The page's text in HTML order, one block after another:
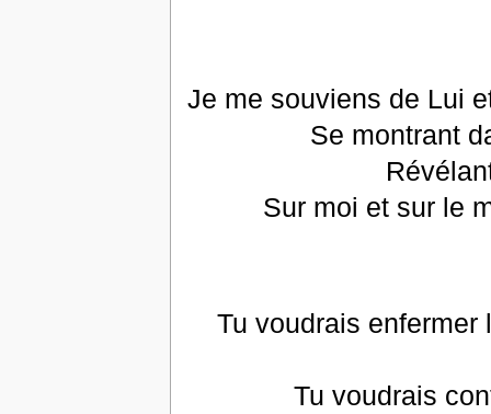
Je me souviens de Lui
Se montrant
Sur moi et sur le
Tu voudrais
Tu voudrais